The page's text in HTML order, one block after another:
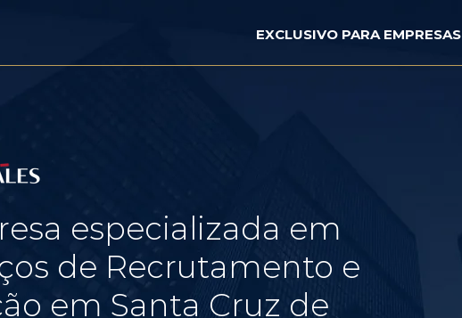
EXCLUSIVO PARA EMPRESAS
especializada em
de Recrutamento e
em Santa Cruz de